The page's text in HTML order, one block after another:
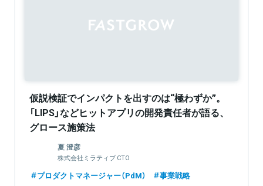
仮説検証でインパクトを出すのは“極わずか”。
「LIPS」などヒットアプリの開発責任者が語る、
グロース施策法
夏 澄彦
株式会社ミラティブ CTO
プロダクトマネージャー（PdM） 事業戦略